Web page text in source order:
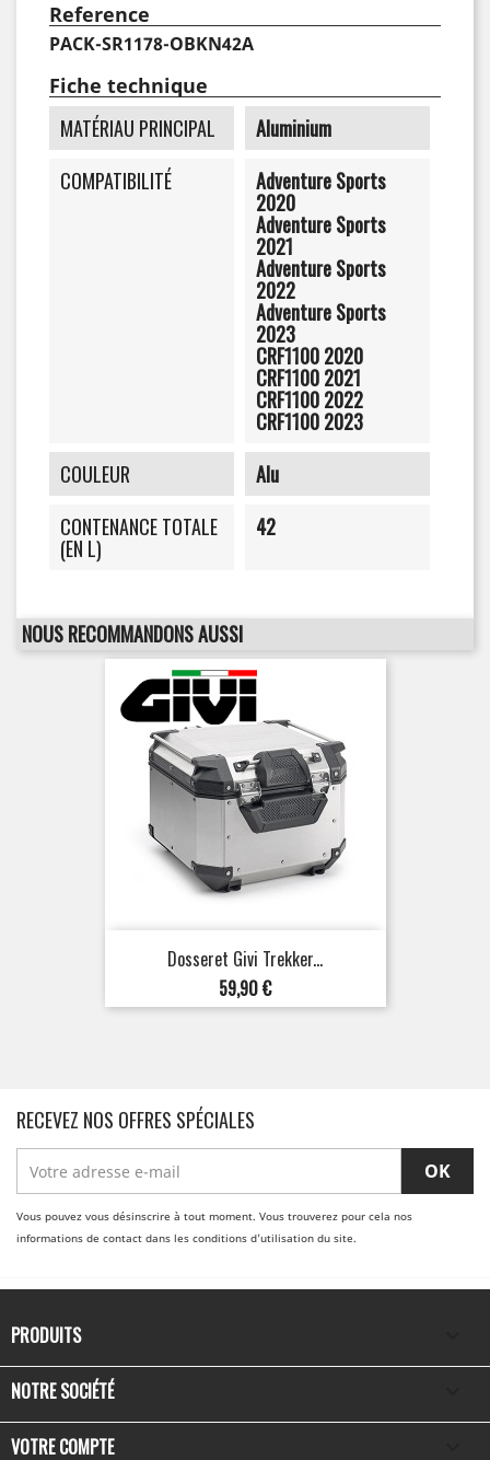
Reference
PACK-SR1178-OBKN42A
Fiche technique
MATÉRIAU PRINCIPAL
Aluminium
COMPATIBILITÉ
Adventure Sports
2020
Adventure Sports
2021
Adventure Sports
2022
Adventure Sports
2023
CRF1100 2020
CRF1100 2021
CRF1100 2022
CRF1100 2023
COULEUR
Alu
CONTENANCE TOTALE
(EN L)
42
NOUS RECOMMANDONS AUSSI
Dosseret Givi Trekker...
Prix
59,90 €
RECEVEZ NOS OFFRES SPÉCIALES
Vous pouvez vous désinscrire à tout moment. Vous trouverez pour cela nos
informations de contact dans les conditions d'utilisation du site.
PRODUITS
NOTRE SOCIÉTÉ
VOTRE COMPTE